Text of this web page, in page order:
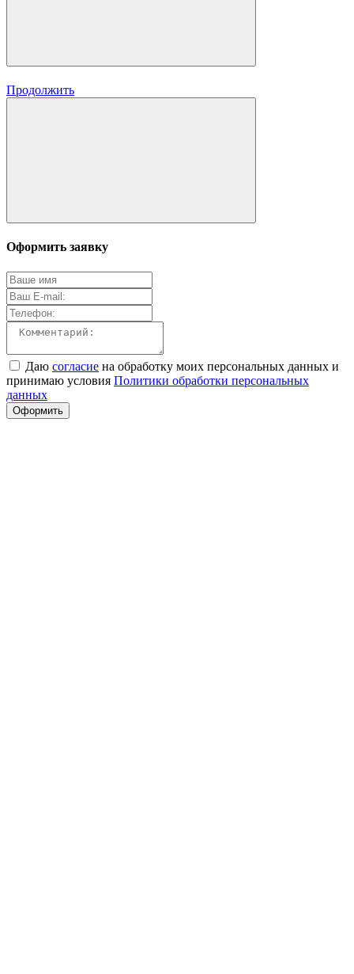
Продолжить
Оформить заявку
Даю согласие на обработку моих персональных данных и
принимаю условия Политики обработки персональных
данных
Оформить